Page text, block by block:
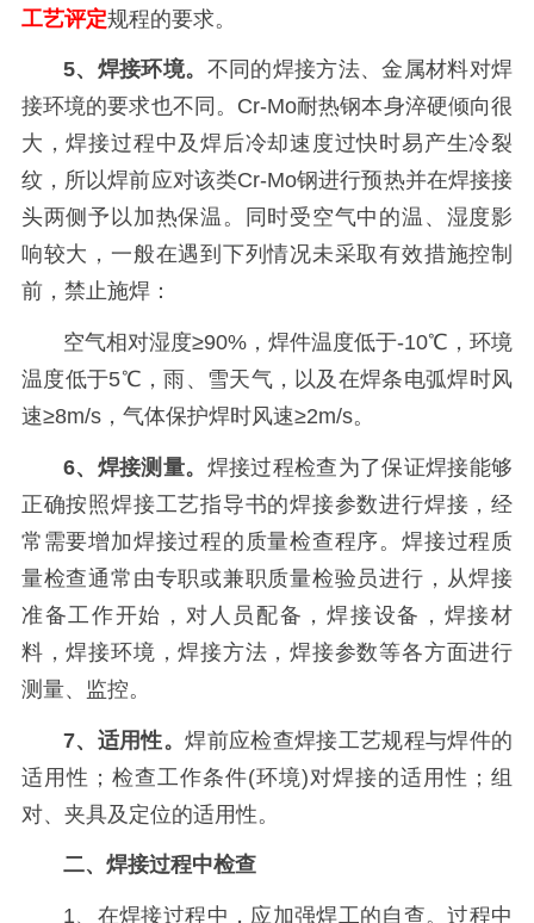
工艺评定规程的要求。
5、焊接环境。 不同的焊接方法、金属材料对焊
接环境的要求也不同。Cr-Mo耐热钢本身淬硬倾向很
大，焊接过程中及焊后冷却速度过快时易产生冷裂
纹，所以焊前应对该类Cr-Mo钢进行预热并在焊接接
头两侧予以加热保温。同时受空气中的温、湿度影
响较大，一般在遇到下列情况未采取有效措施控制
前，禁止施焊：
空气相对湿度≥90%，焊件温度低于-10℃，环境
温度低于5℃，雨、雪天气，以及在焊条电弧焊时风
速≥8m/s，气体保护焊时风速≥2m/s。
6、焊接测量。 焊接过程检查为了保证焊接能够
正确按照焊接工艺指导书的焊接参数进行焊接，经
常需要增加焊接过程的质量检查程序。焊接过程质
量检查通常由专职或兼职质量检验员进行，从焊接
准备工作开始，对人员配备，焊接设备，焊接材
料，焊接环境，焊接方法，焊接参数等各方面进行
测量、监控。
7、适用性。焊前应检查焊接工艺规程与焊件的
适用性；检查工作条件(环境)对焊接的适用性；组
对、夹具及定位的适用性。
二、焊接过程中检查
1、在焊接过程中，应加强焊工的自查。过程中